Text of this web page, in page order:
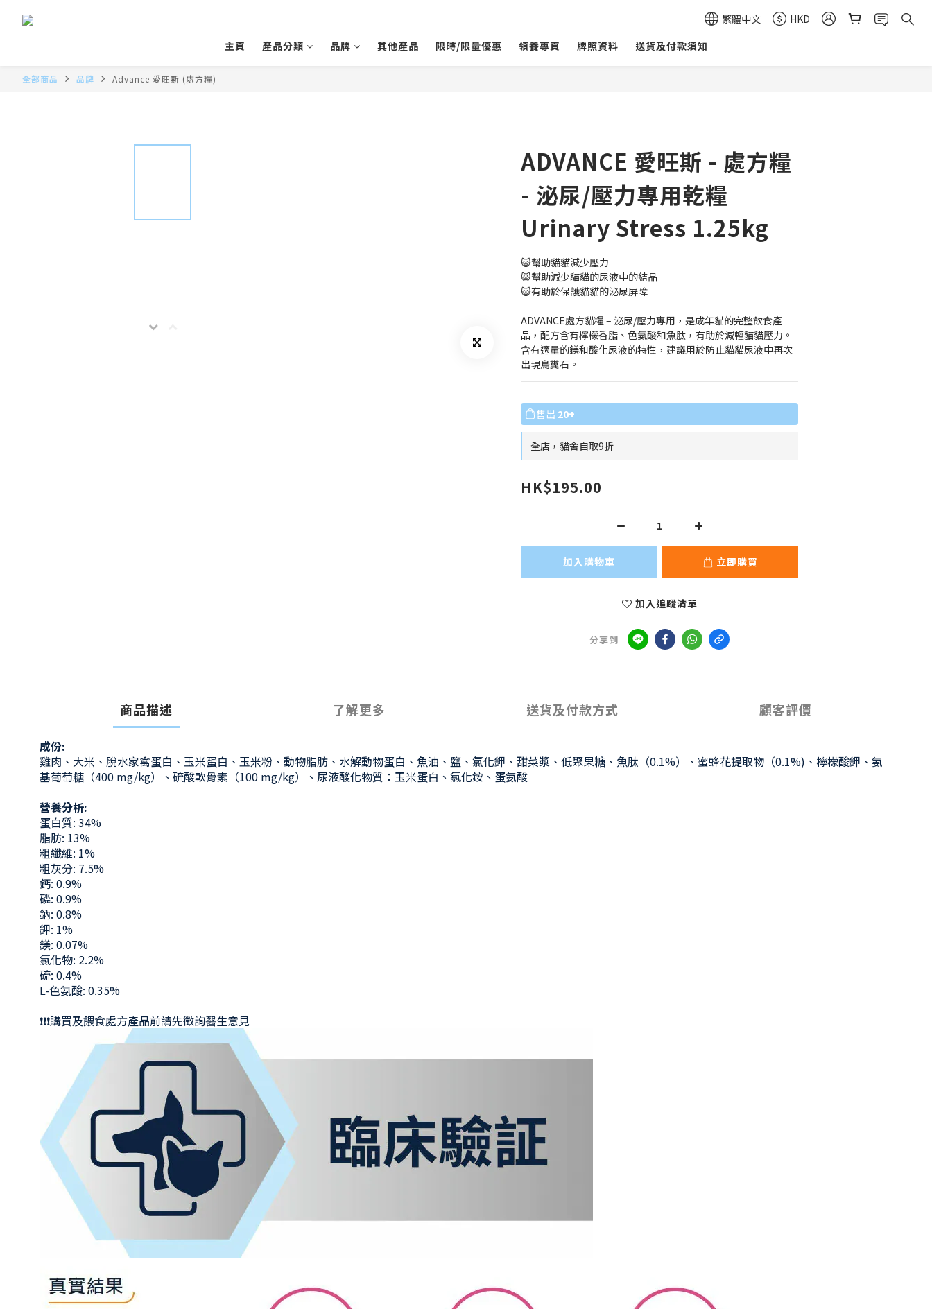
繁體中文
HKD
主頁
產品分類 品牌 其他產品 限時/限量優惠 領養專頁 牌照資料 送貨及付款須知
全部商品 品牌 Advance 愛旺斯 (處方糧)
ADVANCE 愛旺斯 - 處方糧
- 泌尿/壓力專用乾糧
Urinary Stress 1.25kg
😺幫助貓貓減少壓力
😺幫助減少貓貓的尿液中的結晶
😺有助於保護貓貓的泌尿屏障
ADVANCE處方貓糧 – 泌尿/壓力專用，是成年貓的完整飲食產
品，配方含有檸檬香脂、色氨酸和魚肽，有助於減輕貓貓壓力。
含有適量的鎂和酸化尿液的特性，建議用於防止貓貓尿液中再次
出現鳥糞石。
售出 20+
全店，貓舍自取9折
HK$195.00
加入購物車 立即購買
加入追蹤清單
分享到
商品描述 了解更多 送貨及付款方式 顧客評價
成份:
雞肉、大米、脫水家禽蛋白、玉米蛋白、玉米粉、動物脂肪、水解動物蛋白、魚油、鹽、氯化鉀、甜菜漿、低聚果糖、魚肽（0.1%）、蜜蜂花提取物（0.1%)、檸檬酸鉀、氨
基葡萄糖（400 mg/kg）、硫酸軟骨素（100 mg/kg）、尿液酸化物質：玉米蛋白、氯化銨、蛋氨酸
營養分析:
蛋白質: 34%
脂肪: 13%
粗纖維: 1%
粗灰分: 7.5%
鈣: 0.9%
磷: 0.9%
鈉: 0.8%
鉀: 1%
鎂: 0.07%
氯化物: 2.2%
硫: 0.4%
L-色氨酸: 0.35%
❗❗❗購買及餵食處方產品前請先徵詢醫生意見